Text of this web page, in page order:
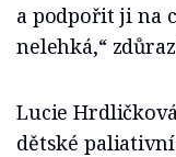
a podpořit ji na
nelehká,“
Lucie
dětské paliativní